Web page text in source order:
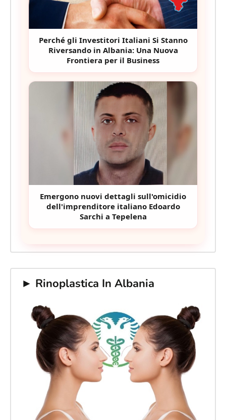
Perché gli Investitori Italiani Si Stanno
Riversando in Albania: Una Nuova
Frontiera per il Business
Emergono nuovi dettagli sull'omicidio
dell'imprenditore italiano Edoardo
Sarchi a Tepelena
► Rinoplastica In Albania